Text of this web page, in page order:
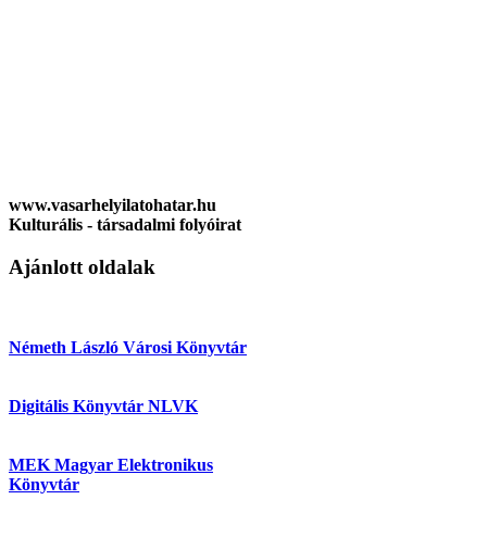
www.vasarhelyilatohatar.hu
Kulturális - társadalmi folyóirat
Ajánlott oldalak
Németh László Városi Könyvtár
Digitális Könyvtár NLVK
MEK Magyar Elektronikus
Könyvtár